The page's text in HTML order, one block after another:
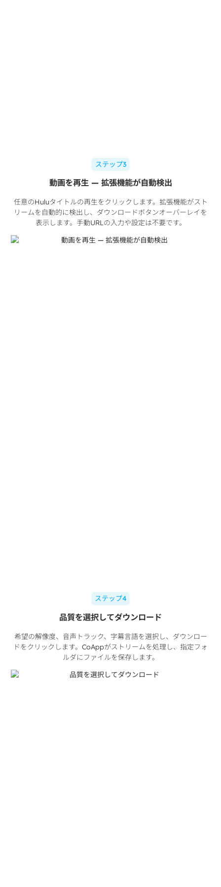
ステップ3
動画を再生 — 拡張機能が自動検出
任意のHuluタイトルの再生をクリックします。拡張機能がスト
リームを自動的に検出し、ダウンロードボタンオーバーレイを
表示します。手動URLの入力や設定は不要です。
ステップ4
品質を選択してダウンロード
希望の解像度、音声トラック、字幕言語を選択し、ダウンロー
ドをクリックします。CoAppがストリームを処理し、指定フォ
ルダにファイルを保存します。